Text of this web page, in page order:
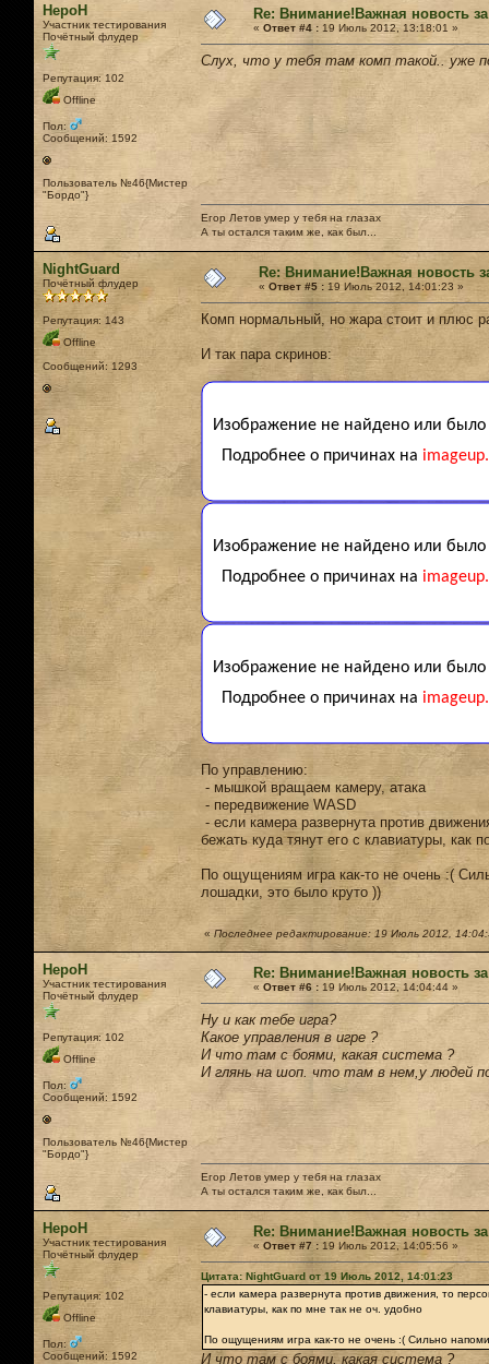
НероН
Участник тестирования
Почётный флудер
Репутация: 102
Offline
Пол:
Сообщений: 1592
Пользователь №46{Мистер
"Бордо"}
Re: Внимание!Важная новость
« Ответ #4 : 19 Июль 2012, 13:18:01 »
Слух, что у тебя там комп такой.. уже
Егор Летов умер у тебя на глазах
А ты остался таким же, как был...
NightGuard
Почётный флудер
Репутация: 143
Offline
Сообщений: 1293
Re: Внимание!Важная новость
« Ответ #5 : 19 Июль 2012, 14:01:23 »
Комп нормальный, но жара стоит и плюс
И так пара скринов:
По управлению:
- мышкой вращаем камеру, атака
- передвижение WASD
- если камера развернута против
бежать куда тянут его с клавиатуры, как
По ощущениям игра как-то не очень :(
лошадки, это было круто ))
« Последнее редактирование: 19 Июль 2012,
НероН
Участник тестирования
Почётный флудер
Репутация: 102
Offline
Пол:
Сообщений: 1592
Пользователь №46{Мистер
"Бордо"}
Re: Внимание!Важная новость
« Ответ #6 : 19 Июль 2012, 14:04:44 »
Ну и как тебе игра?
Какое управления в игре ?
И что там с боями, какая система ?
И глянь на шоп. что там в нем,у людей
Егор Летов умер у тебя на глазах
А ты остался таким же, как был...
НероН
Участник тестирования
Почётный флудер
Репутация: 102
Offline
Пол:
Сообщений: 1592
Re: Внимание!Важная новость
« Ответ #7 : 19 Июль 2012, 14:05:56 »
Цитата: NightGuard от 19 Июль 2012, 14:01:23
- если камера развернута против движения, то
клавиатуры, как по мне так не оч. удобно
По ощущениям игра как-то не очень :( Сильно
И что там с боями, какая система ?